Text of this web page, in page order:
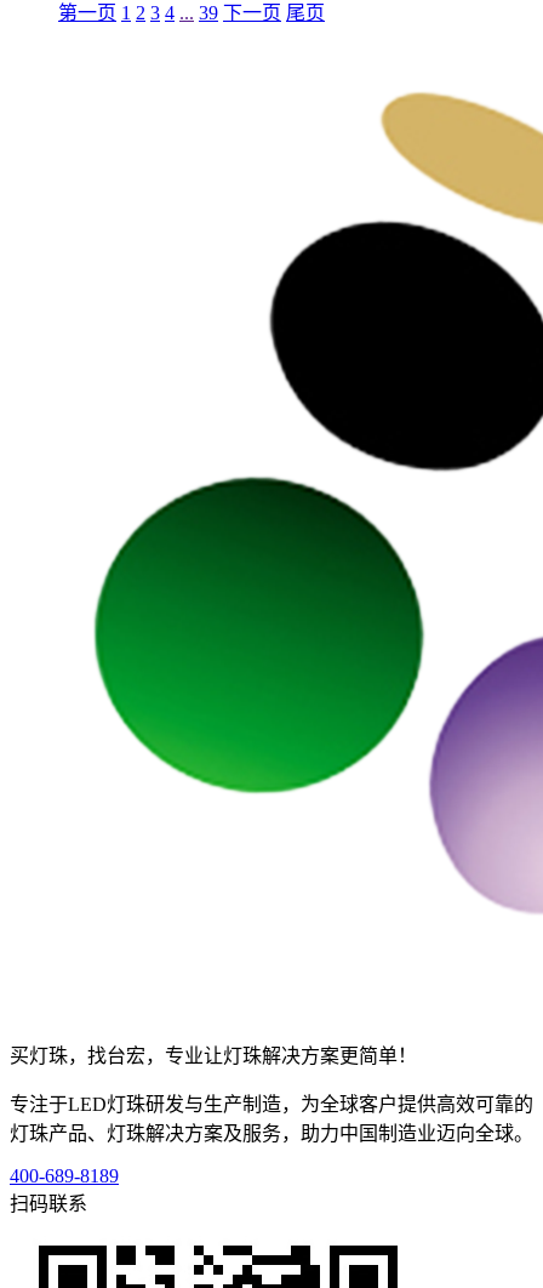
第一页 1 2 3 4 ... 39 下一页 尾页
买灯珠，找台宏，专业让灯珠解决方案更简单！
专注于LED灯珠研发与生产制造，为全球客户提供高效可靠的
灯珠产品、灯珠解决方案及服务，助力中国制造业迈向全球。
400-689-8189
扫码联系